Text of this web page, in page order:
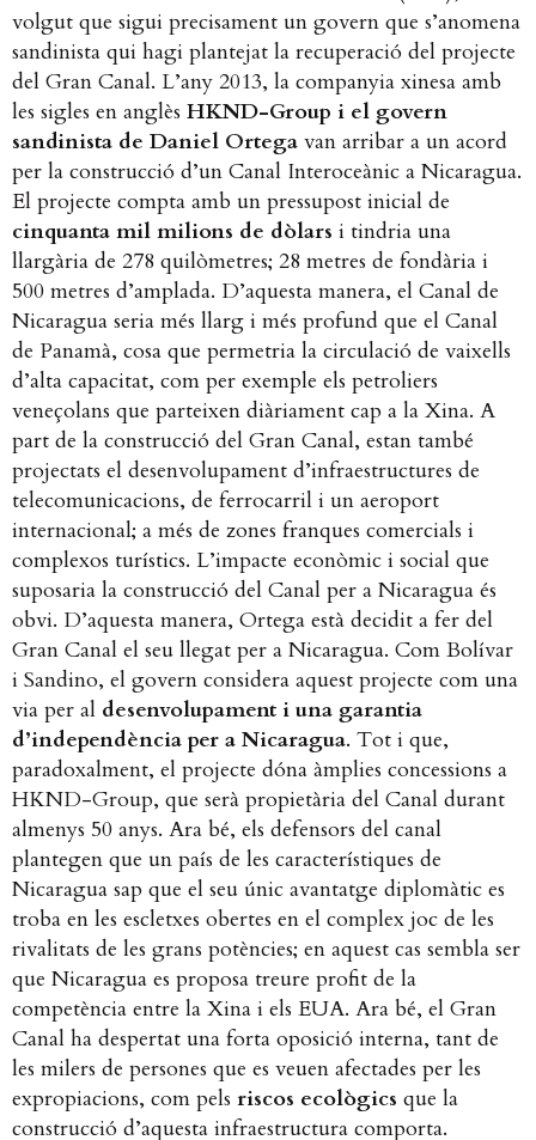
volgut que sigui precisament un govern que s’anomena
sandinista qui hagi plantejat la recuperació del projecte
del Gran Canal. L’any 2013, la companyia xinesa amb
les sigles en anglès HKND-Group i el govern
sandinista de Daniel Ortega van arribar a un acord
per la construcció d’un Canal Interoceànic a Nicaragua.
El projecte compta amb un pressupost inicial de
cinquanta mil milions de dòlars i tindria una
llargària de 278 quilòmetres; 28 metres de fondària i
500 metres d’amplada. D’aquesta manera, el Canal de
Nicaragua seria més llarg i més profund que el Canal
de Panamà, cosa que permetria la circulació de vaixells
d’alta capacitat, com per exemple els petroliers
veneçolans que parteixen diàriament cap a la Xina. A
part de la construcció del Gran Canal, estan també
projectats el desenvolupament d’infraestructures de
telecomunicacions, de ferrocarril i un aeroport
internacional; a més de zones franques comercials i
complexos turístics. L’impacte econòmic i social que
suposaria la construcció del Canal per a Nicaragua és
obvi. D’aquesta manera, Ortega està decidit a fer del
Gran Canal el seu llegat per a Nicaragua. Com Bolívar
i Sandino, el govern considera aquest projecte com una
via per al desenvolupament i una garantia
d’independència per a Nicaragua. Tot i que,
paradoxalment, el projecte dóna àmplies concessions a
HKND-Group, que serà propietària del Canal durant
almenys 50 anys. Ara bé, els defensors del canal
plantegen que un país de les característiques de
Nicaragua sap que el seu únic avantatge diplomàtic es
troba en les escletxes obertes en el complex joc de les
rivalitats de les grans potències; en aquest cas sembla ser
que Nicaragua es proposa treure profit de la
competència entre la Xina i els EUA. Ara bé, el Gran
Canal ha despertat una forta oposició interna, tant de
les milers de persones que es veuen afectades per les
expropiacions, com pels riscos ecològics que la
construcció d’aquesta infraestructura comporta.